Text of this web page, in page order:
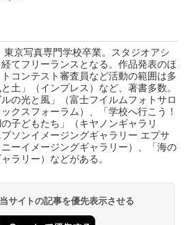
京写真専門学校卒業。スタジオアシ
てフリーランスとなる。作品発表のほ
コンテスト審査員など活動の範囲は多
土」（インプレス）など、著書多数。
の光と風」（富士フイルムフォトサロ
クスフォーラム）、「学校へ行こう！
子どもたち」（キヤノンギャラリ
ソンイメージングギャラリー エプサ
ーイメージングギャラリー）、「海の
ラリー）などがある。
サイトの記事を優先表示させる